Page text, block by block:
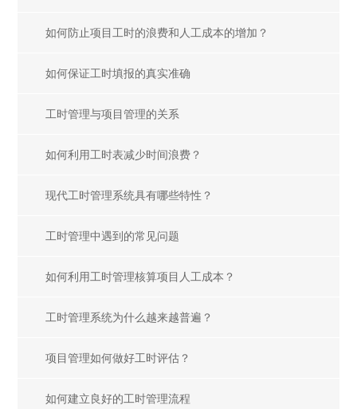
如何防止项目工时的浪费和人工成本的增加？
如何保证工时填报的真实准确
工时管理与项目管理的关系
如何利用工时表减少时间浪费？
现代工时管理系统具有哪些特性？
工时管理中遇到的常见问题
如何利用工时管理核算项目人工成本？
工时管理系统为什么越来越普遍？
项目管理如何做好工时评估？
如何建立良好的工时管理流程